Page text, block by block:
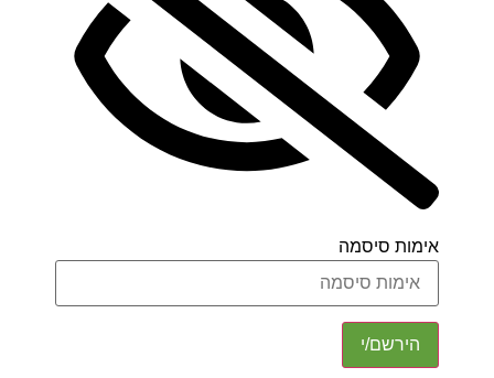
סיסמה